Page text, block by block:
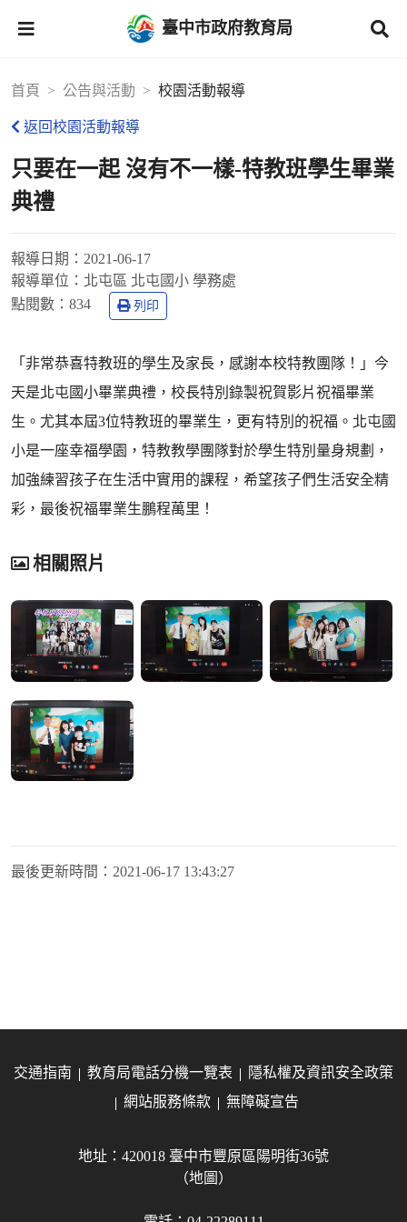
臺中市政府教育局
首頁 公告與活動 校園活動報導
返回校園活動報導
只要在一起 沒有不一樣-特教班學生畢業
典禮
報導日期： 2021-06-17
報導單位： 北屯區 北屯國小 學務處
點閱數： 834 列印
「非常恭喜特教班的學生及家長，感謝本校特教團隊！」今
天是北屯國小畢業典禮，校長特別錄製祝賀影片祝福畢業
生。尤其本屆3位特教班的畢業生，更有特別的祝福。北屯國
小是一座幸福學園，特教教學團隊對於學生特別量身規劃，
加強練習孩子在生活中實用的課程，希望孩子們生活安全精
彩，最後祝福畢業生鵬程萬里！
相關照片
最後更新時間： 2021-06-17 13:43:27
交通指南 教育局電話分機一覽表
隱私權及資訊安全政策
網站服務條款
無障礙宣告
地址：420018 臺中市豐原區陽明街36號
（地圖）